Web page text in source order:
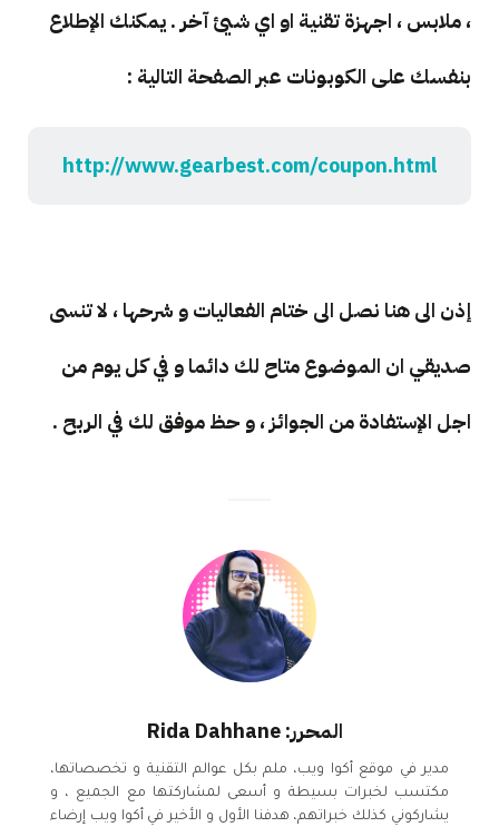
، ملابس ، اجهزة تقنية او اي شيئ آخر . يمكنك الإطلاع
بنفسك على الكوبونات عبر الصفحة التالية :
http://www.gearbest.com/coupon.html
إذن الى هنا نصل الى ختام الفعاليات و شرحها ، لا تنسى
صديقي ان الموضوع متاح لك دائما و في كل يوم من
اجل الإستفادة من الجوائز ، و حظ موفق لك في الربح .
المحرر: Rida Dahhane
مدير في موقع أكوا ويب، ملم بكل عوالم التقنية و تخصصاتها،
مكتسب لخبرات بسيطة و أسعى لمشاركتها مع الجميع ، و
يشاركوني كذلك خبراتهم، هدفنا الأول و الأخير في أكوا ويب إرضاء